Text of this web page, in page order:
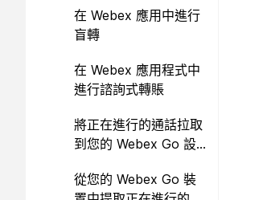
在 Webex 應用中進行
盲轉
在 Webex 應用程式中
進行諮詢式轉賬
將正在進行的通話拉取
到您的 Webex Go 設
從您的 Webex Go 裝